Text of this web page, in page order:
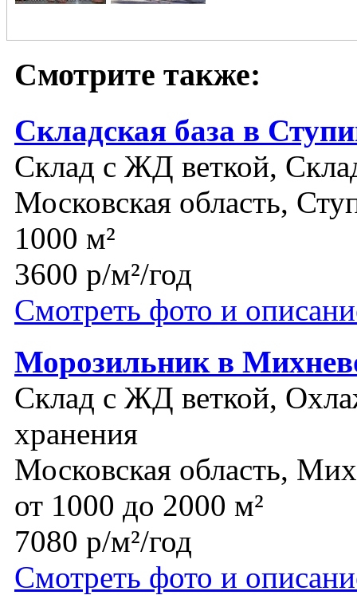
Смотрите также:
Складская база в
Склад с ЖД веткой,
Московская область,
1000 м²
3600 р/м²/год
Смотреть фото и
Морозильник в
Склад с ЖД веткой,
хранения
Московская область,
от 1000 до 2000 м²
7080 р/м²/год
Смотреть фото и